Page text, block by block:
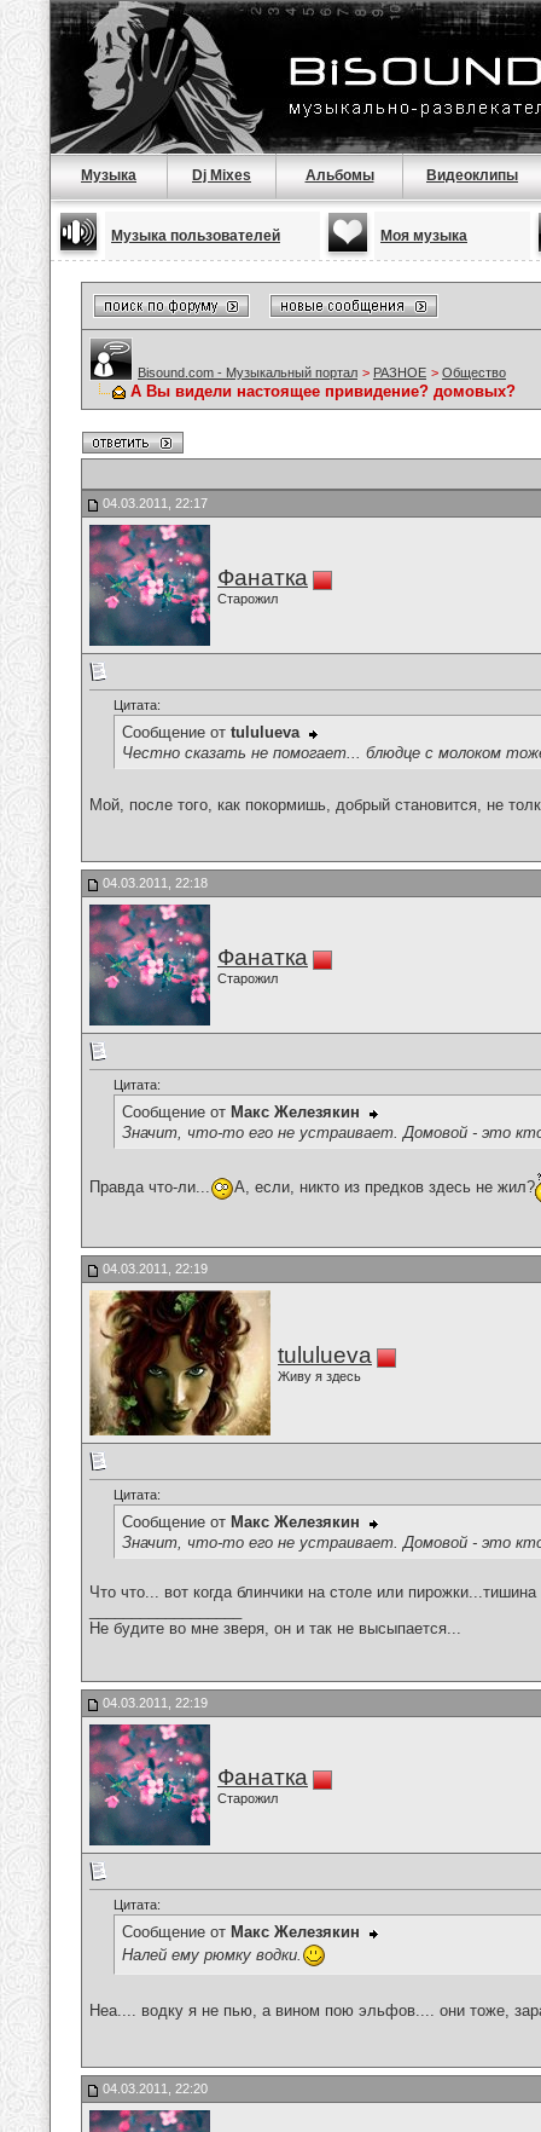
Музыка Dj Mixes Альбомы Видеоклипы
Музыка пользователей Моя музыка
Bisound.com - Музыкальный портал > РАЗНОЕ > Общество
А Вы видели настоящее привидение? домовых?
04.03.2011, 22:17
Фанатка
Старожил
Цитата:
Сообщение от tululueva
Честно сказать не помогает... блюдце с молоком
Мой, после того, как покормишь, добрый становится, не
04.03.2011, 22:18
Фанатка
Старожил
Цитата:
Сообщение от Макс Железякин
Значит, что-то его не устраивает. Домовой - это
Правда что-ли... А, если, никто из предков здесь не жил?
04.03.2011, 22:19
tululueva
Живу я здесь
Цитата:
Сообщение от Макс Железякин
Значит, что-то его не устраивает. Домовой - это
Что что... вот когда блинчики на столе или
Не будите во мне зверя, он и так не высыпается...
04.03.2011, 22:19
Фанатка
Старожил
Цитата:
Сообщение от Макс Железякин
Налей ему рюмку водки.
Неа.... водку я не пью, а вином пою эльфов.... они тоже,
04.03.2011, 22:20